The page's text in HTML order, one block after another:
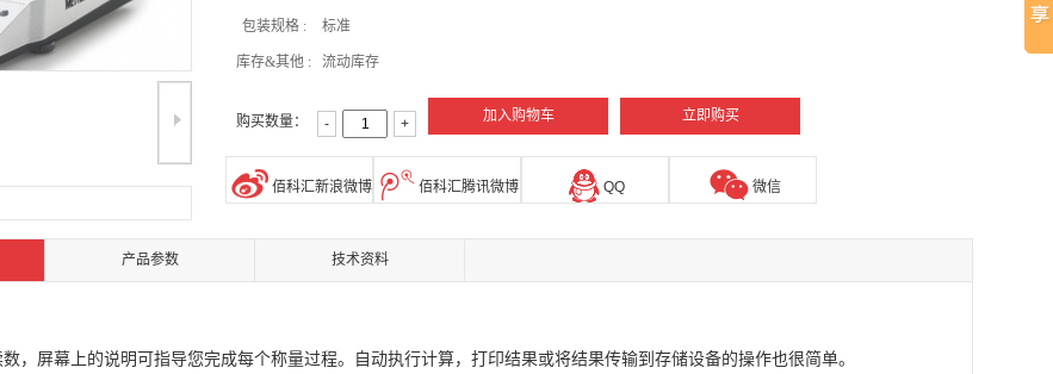
包装规格 : 标准
库存&其他 : 流动库存
- +
购买数量： 加入购物车 立即购买
佰科汇新浪微博 佰科汇腾讯微博 QQ
微信
产品参数 技术资料
，屏幕上的说明可指导您完成每个称量过程。自动执行计算，打印结果或将结果传输到存储设备的操作也很简单。